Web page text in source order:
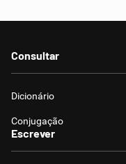
Consultar
Dicionário
Conjugação
Escrever